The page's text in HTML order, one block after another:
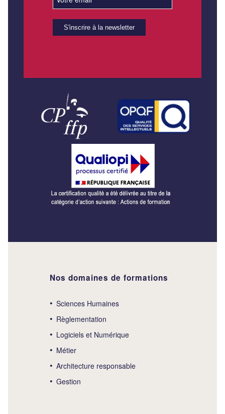
Nos domaines de formations
Sciences Humaines
Règlementation
Logiciels et Numérique
Métier
Architecture responsable
Gestion